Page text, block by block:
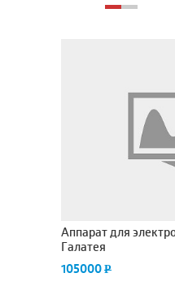
Аппарат для
Галатея
105000 P